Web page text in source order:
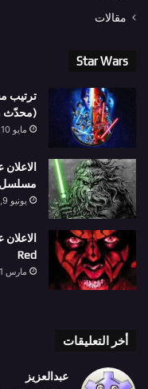
مقالات
Star Wars
(محدّث مايو
مايو 10, 2026
مسلسل Star Wars: The Acolyte
يونيو 9, 2024
Red
مارس 21, 2024
أخر التعليقات
عبدالعزيز